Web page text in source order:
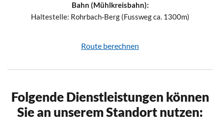
Bahn (Mühlkreisbahn):
Haltestelle: Rohrbach-Berg (Fussweg ca. 1300m)
Route berechnen
Folgende Dienstleistungen können
Sie an unserem Standort nutzen: